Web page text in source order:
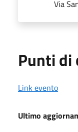
Via
Punti
Link evento
Ultimo